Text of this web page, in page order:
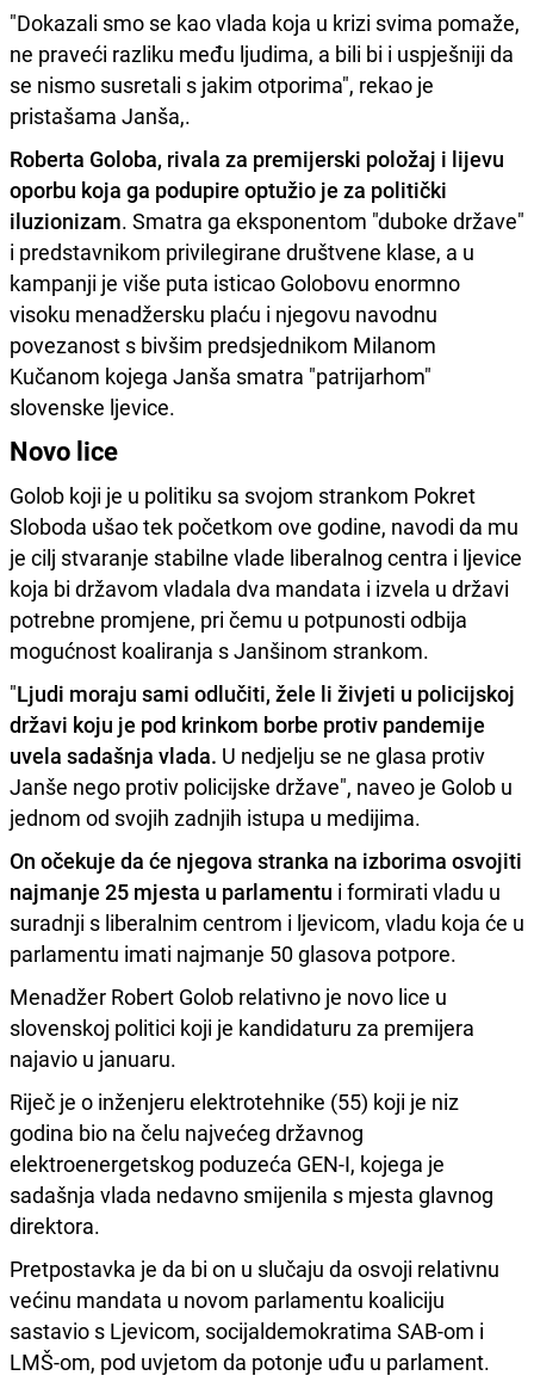
"Dokazali smo se kao vlada koja u krizi svima pomaže,
ne praveći razliku među ljudima, a bili bi i uspješniji da
se nismo susretali s jakim otporima", rekao je
pristašama Janša,.
Roberta Goloba, rivala za premijerski položaj i lijevu
oporbu koja ga podupire optužio je za politički
iluzionizam. Smatra ga eksponentom "duboke države"
i predstavnikom privilegirane društvene klase, a u
kampanji je više puta isticao Golobovu enormno
visoku menadžersku plaću i njegovu navodnu
povezanost s bivšim predsjednikom Milanom
Kučanom kojega Janša smatra "patrijarhom"
slovenske ljevice.
Novo lice
Golob koji je u politiku sa svojom strankom Pokret
Sloboda ušao tek početkom ove godine, navodi da mu
je cilj stvaranje stabilne vlade liberalnog centra i ljevice
koja bi državom vladala dva mandata i izvela u državi
potrebne promjene, pri čemu u potpunosti odbija
mogućnost koaliranja s Janšinom strankom.
"Ljudi moraju sami odlučiti, žele li živjeti u policijskoj
državi koju je pod krinkom borbe protiv pandemije
uvela sadašnja vlada. U nedjelju se ne glasa protiv
Janše nego protiv policijske države", naveo je Golob u
jednom od svojih zadnjih istupa u medijima.
On očekuje da će njegova stranka na izborima osvojiti
najmanje 25 mjesta u parlamentu i formirati vladu u
suradnji s liberalnim centrom i ljevicom, vladu koja će u
parlamentu imati najmanje 50 glasova potpore.
Menadžer Robert Golob relativno je novo lice u
slovenskoj politici koji je kandidaturu za premijera
najavio u januaru.
Riječ je o inženjeru elektrotehnike (55) koji je niz
godina bio na čelu najvećeg državnog
elektroenergetskog poduzeća GEN-I, kojega je
sadašnja vlada nedavno smijenila s mjesta glavnog
direktora.
Pretpostavka je da bi on u slučaju da osvoji relativnu
većinu mandata u novom parlamentu koaliciju
sastavio s Ljevicom, socijaldemokratima SAB-om i
LMŠ-om, pod uvjetom da potonje uđu u parlament.